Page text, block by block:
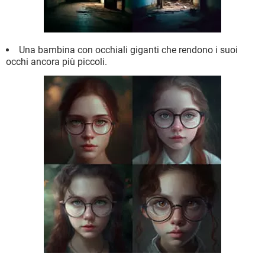
Una bambina con occhiali giganti che rendono i suoi
occhi ancora più piccoli.